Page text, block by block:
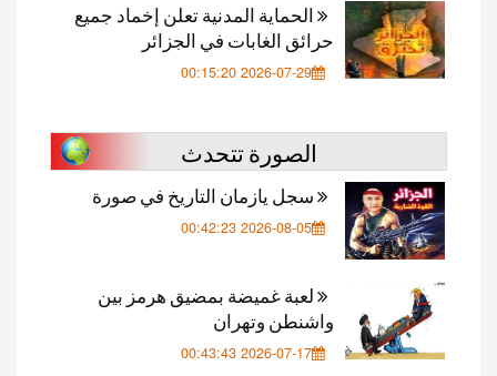
الحماية المدنية تعلن إخماد جميع
حرائق الغابات في الجزائر
2026-07-29 00:15:20
الصورة تتحدث
سجل يازمان التاريخ في صورة
2026-08-05 00:42:23
لعبة غميضة بمضيق هرمز بين
واشنطن وتهران
2026-07-17 00:43:43